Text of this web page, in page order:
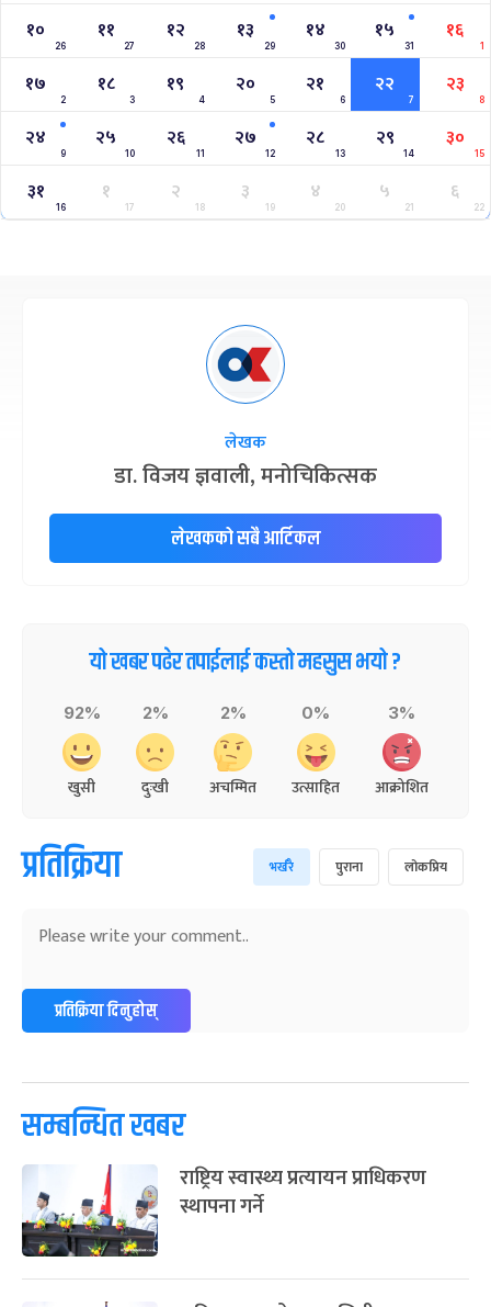
१०
26
११
27
१२
28
१३
29
१४
30
१५
31
१६
1
१७
2
१८
3
१९
4
२०
5
२१
6
२२
7
२३
8
२४
9
२५
10
२६
11
२७
12
२८
13
२९
14
३०
15
३१
16
१
17
२
18
३
19
४
20
५
21
६
22
लेखक
डा. विजय ज्ञवाली, मनोचिकित्सक
लेखकको सबै आर्टिकल
यो खबर पढेर तपाईलाई कस्तो महसुस भयो ?
92%
खुसी
2%
दुःखी
2%
अचम्मित
0%
उत्साहित
3%
आक्रोशित
प्रतिक्रिया भर्खरै पुराना लोकप्रिय
प्रतिक्रिया दिनुहोस्
सम्बन्धित खबर
राष्ट्रिय स्वास्थ्य प्रत्यायन प्राधिकरण
स्थापना गर्ने